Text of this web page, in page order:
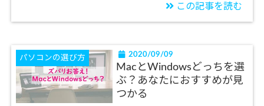
この記事を読む
パソコンの選び方 2020/09/09
MacとWindowsどっちを選
ぶ？あなたにおすすめが見
つかる